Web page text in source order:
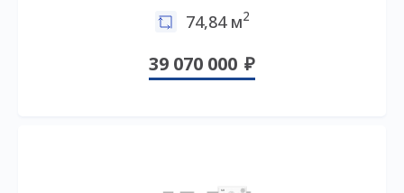
74,84 м2
39 070 000